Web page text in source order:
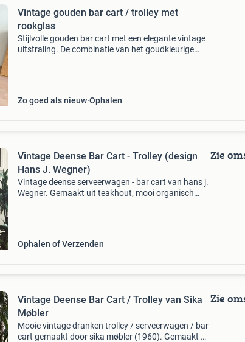
Vintage gouden bar cart / trolley met
rookglas
Stijlvolle gouden bar cart met een elegante vintage
uitstraling. De combinatie van het goudkleurige
Zo goed als nieuw Ophalen
Vintage Deense Bar Cart - Trolley (design
Hans J. Wegner)
Vintage deense serveerwagen - bar cart van hans j.
Wegner. Gemaakt uit teakhout, mooi organisch
Ophalen of Verzenden
Zie
Vintage Deense Bar Cart / Trolley van Sika
Møbler
Mooie vintage dranken trolley / serveerwagen / bar
cart gemaakt door sika møbler (1960). Gemaakt uit
Zie